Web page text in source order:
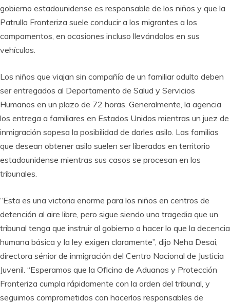
gobierno estadounidense es responsable de los niños y que la
Patrulla Fronteriza suele conducir a los migrantes a los
campamentos, en ocasiones incluso llevándolos en sus
vehículos.
Los niños que viajan sin compañía de un familiar adulto deben
ser entregados al Departamento de Salud y Servicios
Humanos en un plazo de 72 horas. Generalmente, la agencia
los entrega a familiares en Estados Unidos mientras un juez de
inmigración sopesa la posibilidad de darles asilo. Las familias
que desean obtener asilo suelen ser liberadas en territorio
estadounidense mientras sus casos se procesan en los
tribunales.
“Esta es una victoria enorme para los niños en centros de
detención al aire libre, pero sigue siendo una tragedia que un
tribunal tenga que instruir al gobierno a hacer lo que la decencia
humana básica y la ley exigen claramente”, dijo Neha Desai,
directora sénior de inmigración del Centro Nacional de Justicia
Juvenil. “Esperamos que la Oficina de Aduanas y Protección
Fronteriza cumpla rápidamente con la orden del tribunal, y
seguimos comprometidos con hacerlos responsables de